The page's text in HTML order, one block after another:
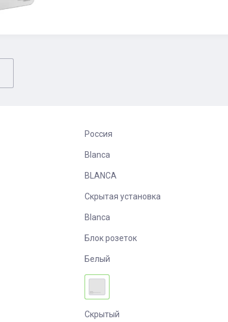
Россия
Blanca
BLANCA
Скрытая установка
Blanca
Блок розеток
Белый
Скрытый